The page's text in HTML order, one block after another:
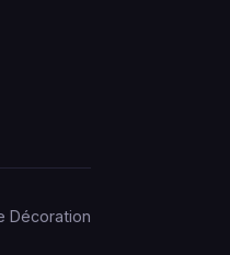
Décoration